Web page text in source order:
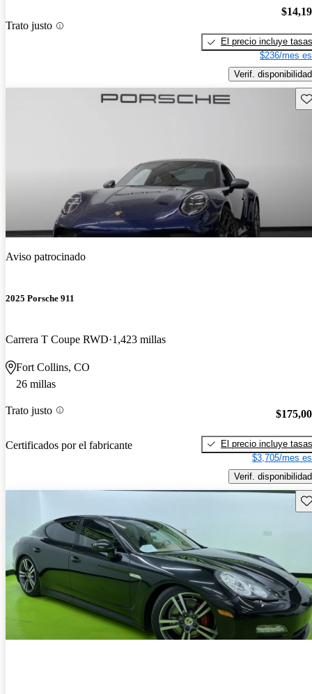
Trato justo
El precio incluye tasas
$236/mes
Verif. disponibilidad
Aviso patrocinado
2025 Porsche 911
Carrera T Coupe RWD 1,423 millas
Fort Collins, CO
26 millas
Trato justo
Certificados por el fabricante
El precio incluye tasas
$3,705/mes
Verif. disponibilidad